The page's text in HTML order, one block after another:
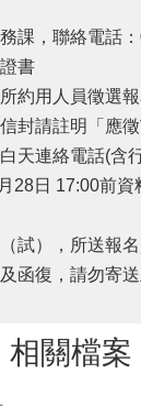
課，聯絡電話
書
約用人員徵選
封請註明「應
天連絡電話(含
28日 17:00前資
試），所送報
函復，請勿寄送
相關檔案